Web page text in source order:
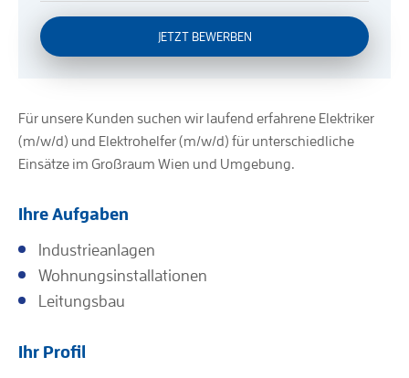
JETZT BEWERBEN
Für unsere Kunden suchen wir laufend erfahrene Elektriker
(m/w/d) und Elektrohelfer (m/w/d) für unterschiedliche
Einsätze im Großraum Wien und Umgebung.
Ihre Aufgaben
Industrieanlagen
Wohnungsinstallationen
Leitungsbau
Ihr Profil